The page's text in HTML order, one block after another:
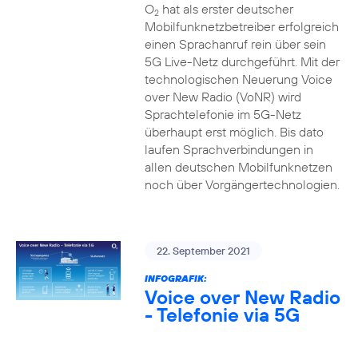
O2hat als erster deutscher
Mobilfunknetzbetreiber erfolgreich
einen Sprachanruf rein über sein
5G Live-Netz durchgeführt. Mit der
technologischen Neuerung Voice
over New Radio (VoNR) wird
Sprachtelefonie im 5G-Netz
überhaupt erst möglich. Bis dato
laufen Sprachverbindungen in
allen deutschen Mobilfunknetzen
noch über Vorgängertechnologien.
22. September 2021
INFOGRAFIK:
Voice over New Radio
- Telefonie via 5G